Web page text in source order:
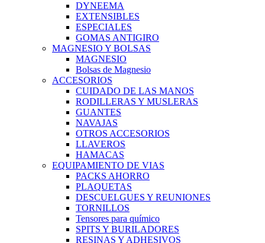
DYNEEMA
EXTENSIBLES
ESPECIALES
GOMAS ANTIGIRO
MAGNESIO Y BOLSAS
MAGNESIO
Bolsas de Magnesio
ACCESORIOS
CUIDADO DE LAS MANOS
RODILLERAS Y MUSLERAS
GUANTES
NAVAJAS
OTROS ACCESORIOS
LLAVEROS
HAMACAS
EQUIPAMIENTO DE VIAS
PACKS AHORRO
PLAQUETAS
DESCUELGUES Y REUNIONES
TORNILLOS
Tensores para químico
SPITS Y BURILADORES
RESINAS Y ADHESIVOS